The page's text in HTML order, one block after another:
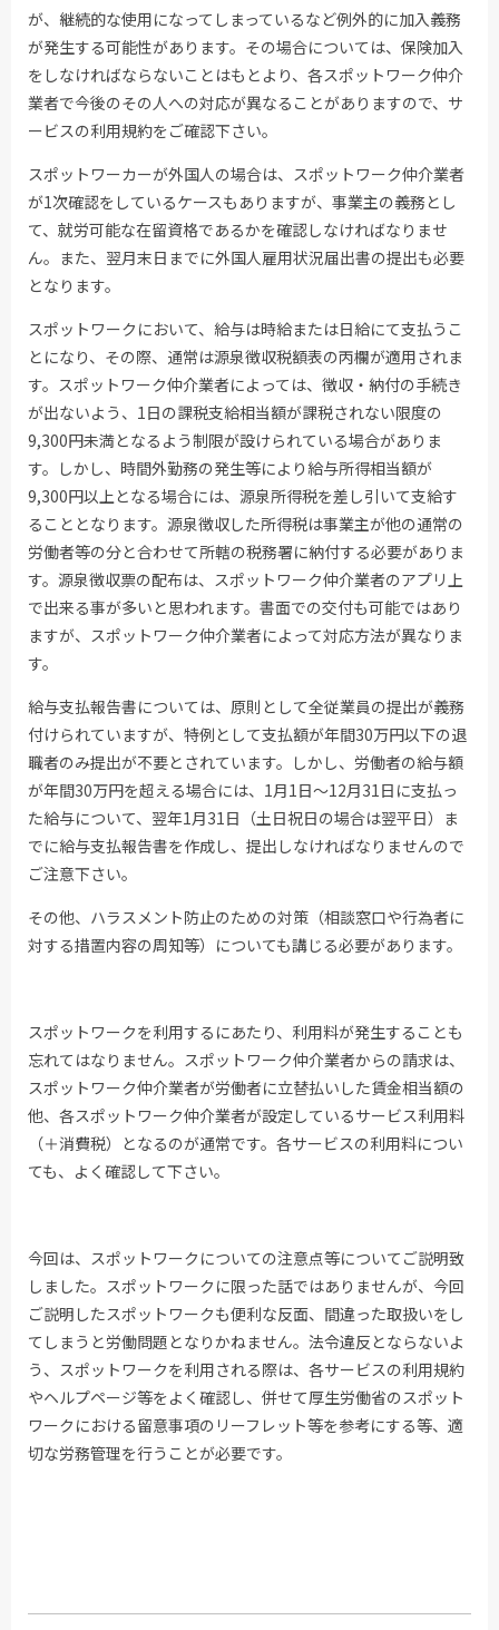
が、継続的な使用になってしまっているなど例外的に加入義務
が発生する可能性があります。その場合については、保険加入
をしなければならないことはもとより、各スポットワーク仲介
業者で今後のその人への対応が異なることがありますので、サ
ービスの利用規約をご確認下さい。
スポットワーカーが外国人の場合は、スポットワーク仲介業者
が1次確認をしているケースもありますが、事業主の義務とし
て、就労可能な在留資格であるかを確認しなければなりませ
ん。また、翌月末日までに外国人雇用状況届出書の提出も必要
となります。
スポットワークにおいて、給与は時給または日給にて支払うこ
とになり、その際、通常は源泉徴収税額表の丙欄が適用されま
す。スポットワーク仲介業者によっては、徴収・納付の手続き
が出ないよう、1日の課税支給相当額が課税されない限度の
9,300円未満となるよう制限が設けられている場合がありま
す。しかし、時間外勤務の発生等により給与所得相当額が
9,300円以上となる場合には、源泉所得税を差し引いて支給す
ることとなります。源泉徴収した所得税は事業主が他の通常の
労働者等の分と合わせて所轄の税務署に納付する必要がありま
す。源泉徴収票の配布は、スポットワーク仲介業者のアプリ上
で出来る事が多いと思われます。書面での交付も可能ではあり
ますが、スポットワーク仲介業者によって対応方法が異なりま
す。
給与支払報告書については、原則として全従業員の提出が義務
付けられていますが、特例として支払額が年間30万円以下の退
職者のみ提出が不要とされています。しかし、労働者の給与額
が年間30万円を超える場合には、1月1日～12月31日に支払っ
た給与について、翌年1月31日（土日祝日の場合は翌平日）ま
でに給与支払報告書を作成し、提出しなければなりませんので
ご注意下さい。
その他、ハラスメント防止のための対策（相談窓口や行為者に
対する措置内容の周知等）についても講じる必要があります。
スポットワークを利用するにあたり、利用料が発生することも
忘れてはなりません。スポットワーク仲介業者からの請求は、
スポットワーク仲介業者が労働者に立替払いした賃金相当額の
他、各スポットワーク仲介業者が設定しているサービス利用料
（＋消費税）となるのが通常です。各サービスの利用料につい
ても、よく確認して下さい。
今回は、スポットワークについての注意点等についてご説明致
しました。スポットワークに限った話ではありませんが、今回
ご説明したスポットワークも便利な反面、間違った取扱いをし
てしまうと労働問題となりかねません。法令違反とならないよ
う、スポットワークを利用される際は、各サービスの利用規約
やヘルプページ等をよく確認し、併せて厚生労働省のスポット
ワークにおける留意事項のリーフレット等を参考にする等、適
切な労務管理を行うことが必要です。